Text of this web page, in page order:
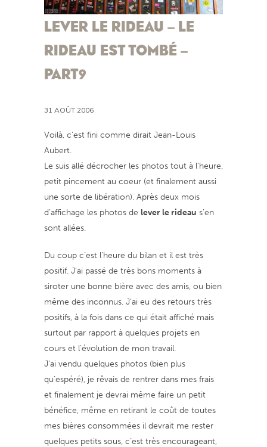
LEVER LE RIDEAU – LE
RIDEAU EST TOMBÉ –
PART9
31 AOÛT 2006
Voilà, c’est fini comme dirait Jean-Louis
Aubert.
Le suis allé décrocher les photos tout à l’heure,
petit pincement au coeur (et finalement aussi
une sorte de libération). Après deux mois
d’affichage les photos de lever le rideau s’en
sont allées.
Du coup c’est l’heure du bilan et il est très
positif. J’ai passé de très bons moments à
siroter une bonne bière avec des amis, ou bien
même des inconnus. J’ai eu des retours très
positifs, à la fois dans ce qui était affiché mais
surtout par rapport à quelques projets en
cours et l’évolution de mon travail.
J’ai vendu quelques photos (bien plus
qu’espéré), je rêvais de rentrer dans mes frais
et finalement je devrai même faire un petit
bénéfice, même en retirant le coût de toutes
mes bières consommées il devrait me rester
quelques petits sous, c’est très encourageant,